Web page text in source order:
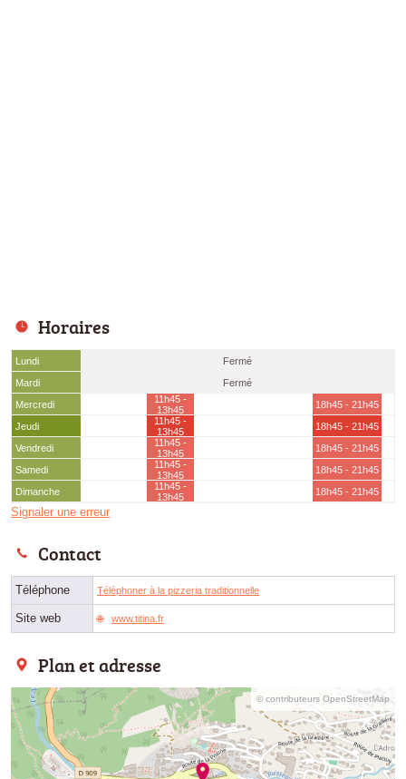
Horaires
Lundi
Fermé
Mardi
Fermé
Mercredi
11h45 -
13h45
18h45 - 21h45
Jeudi
11h45 -
13h45
18h45 - 21h45
Vendredi
11h45 -
13h45
18h45 - 21h45
Samedi
11h45 -
13h45
18h45 - 21h45
Dimanche
11h45 -
13h45
18h45 - 21h45
Signaler une erreur
Contact
Téléphone Téléphoner à la pizzeria traditionnelle
Site web www.titina.fr
Plan et adresse
© contributeurs OpenStreetMap